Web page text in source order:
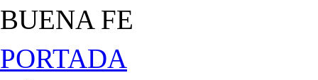
BUENA FE
PORTADA